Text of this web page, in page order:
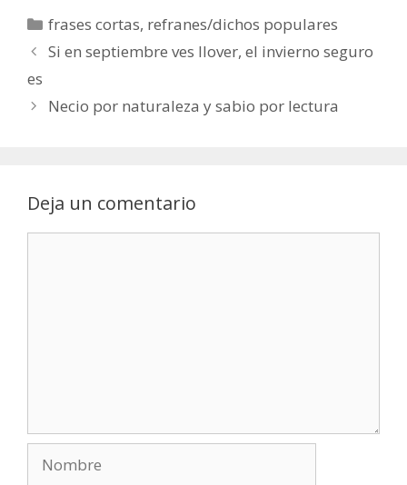
Categorías
frases cortas, refranes/dichos populares
Si en septiembre ves llover, el invierno seguro
es
Necio por naturaleza y sabio por lectura
Deja un comentario